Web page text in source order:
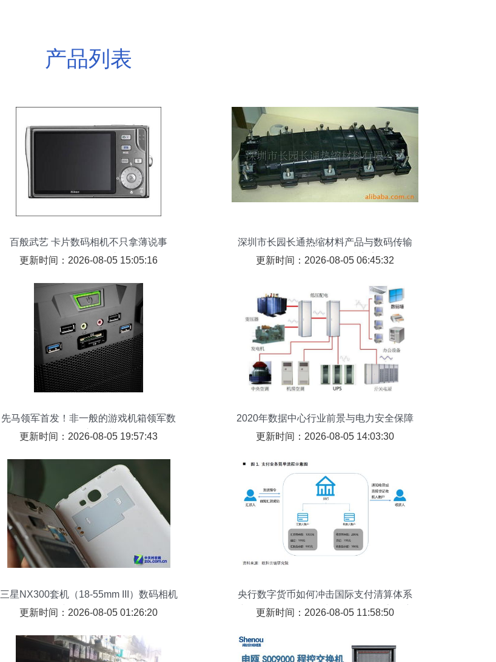
产品列表
百般武艺 卡片数码相机不只拿薄说事
（6）数码传输交换
更新时间：2026-08-05 15:05:16
深圳市长园长通热缩材料产品与数码传输
交换设备一体化解决方案
更新时间：2026-08-05 06:45:32
先马领军首发！非一般的游戏机箱领军数
码传输交换时代
更新时间：2026-08-05 19:57:43
2020年数据中心行业前景与电力安全保障
策略
更新时间：2026-08-05 14:03:30
三星NX300套机（18-55mm III）数码相机
产品特性评测
更新时间：2026-08-05 01:26:20
央行数字货币如何冲击国际支付清算体系
详解CNAPS、CIPS与SWIFT的数字化变
更新时间：2026-08-05 11:58:50